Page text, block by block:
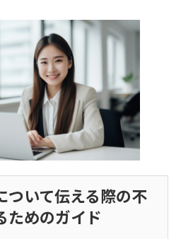
更
日
ついて伝える際の不
ためのガイド